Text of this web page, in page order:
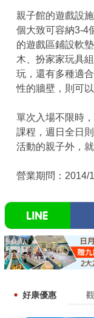
親子館的遊戲設
個大致可容納3-4
的遊戲區鋪設軟
木、扮家家玩具
玩，還有多種適
性的牆壁，則可
單次入場不限時
課程，週日全日
活動的親子外，
營業期問：2014/
好康優惠